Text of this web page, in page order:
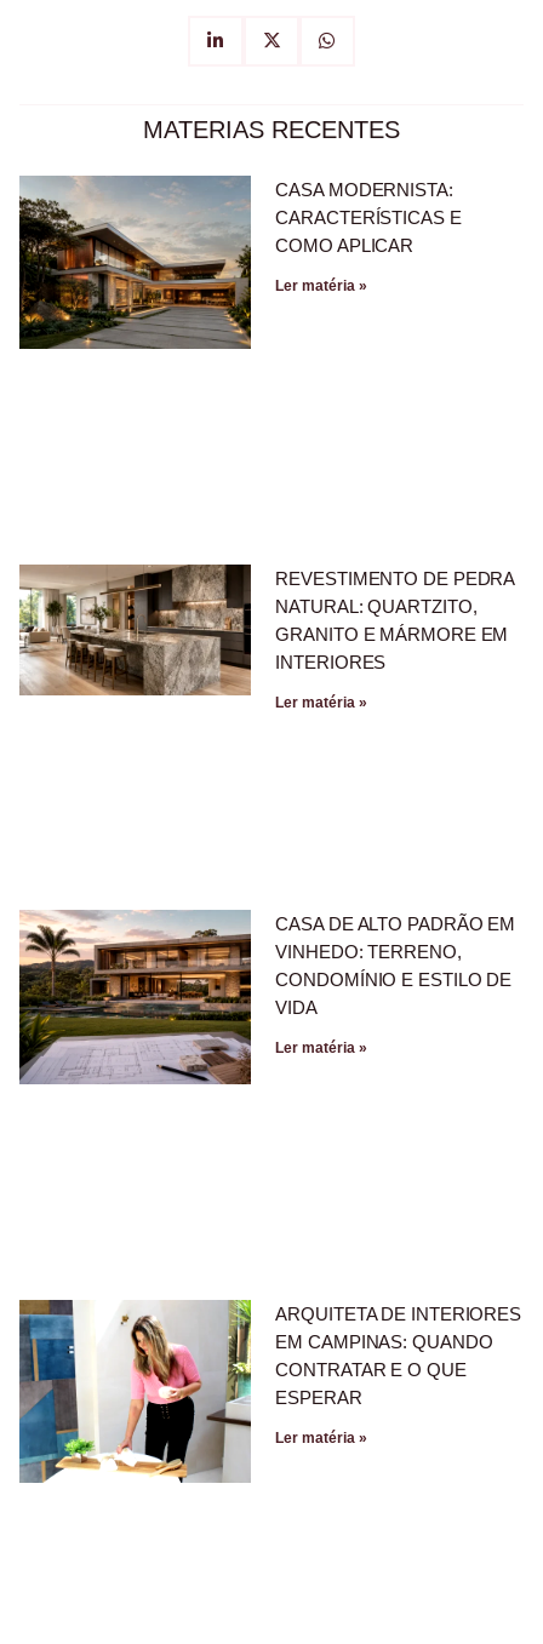
MATERIAS RECENTES
CASA MODERNISTA:
CARACTERÍSTICAS E
COMO APLICAR
Ler matéria »
REVESTIMENTO DE PEDRA
NATURAL: QUARTZITO,
GRANITO E MÁRMORE EM
INTERIORES
Ler matéria »
CASA DE ALTO PADRÃO EM
VINHEDO: TERRENO,
CONDOMÍNIO E ESTILO DE
VIDA
Ler matéria »
ARQUITETA DE INTERIORES
EM CAMPINAS: QUANDO
CONTRATAR E O QUE
ESPERAR
Ler matéria »